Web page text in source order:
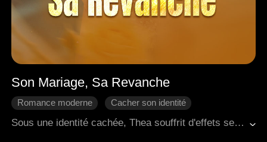
Son Mariage, Sa Revanche
Romance moderne
Cacher son identité
Riposter
Sous une identité cachée, Thea souffrit d'effets secondaires durables après avoir sauvé son fiancé Wyatt, ce qui provoqua une prise de poids jusqu'à 100 kilos à cause d'un traitement hormonal. Son père, un homme extrêmement puissant, soutenait secrètement Wyatt. Une fois devenu prospère, Wyatt fut dégoûté par le changement physique de Thea. Il renoua une liaison avec son premier amour, qui était aussi la femme de son frère, puis complota pour tuer ce dernier, simula sa propre mort et vola l'identité de son frère. Il remplaça son mariage avec Thea par une union avec sa belle-sœur. Ayant secrètement découvert la vérité, Thea jura de se venger. Par hasard, elle sauva le PDG Samuel, et ils convinrent de se marier le lendemain. Entre-temps, une puissante pilule amincissante créée par son frère l'aida à retrouver rapidement une silhouette fine. À la fin, Thea arriva à la cérémonie de mariage volé, prête à débuter sa vengeance.